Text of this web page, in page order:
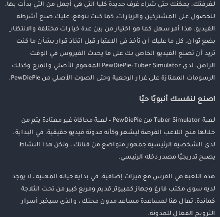
لغرفتك. يمكنك حتى شراء غرف جديدة كليا التي هي أجمل من التي بدأت بها.
للحصول على المشتركين والزيارات، كما كنت تتوقع، عليك صنع أشرطة
الفيديو. هذا أمر سهل كما هو اختيار من بين عدة خيارات مختلفة والانتظار
بضع ثوان. كل ما عليك أن تأخذ في الاعتبار قبل اتخاذ قرار بشأن ما كنت
تريد أن تصنع الفيديو الخاص بك على ما يحدث الفيروس في الوقت
الراهن. لدى PewDiePie: Tuber Simulator المفهوم الأصلي والمرح وكذلك
الرسومات الممتازة على غرار الرجعية وحتى الصوت الأصلي من PewDiePie.
اصنع لنفسك أنبوبًا حيًا
لعبة Tuber Simulator من PewDiePie – لعبة محاكاة غير معتادة يتم من
خلالها منح اللاعب الفرصة ليشعر وكأنه مدونة فيديو حقيقية. في البداية ،
لدى الشخصية الرئيسية جمهور متواضع من قناتك ، ولكن هذا النشاط
يصبح تدريجيًا مصدر دخله الرئيسي.
هذه اللعبة هي الفرس مع ميزات إضافية. في بداية حياته المهنية ، لا يوجد
لديه سوى مكتب فارغ وجهاز كمبيوتر قديم ومربع كبير من تحت الثلاجة
كمائدة. تعال هنا لمساعدة مساعد مدون محنك ، والذي سيخبر أسرار
الترويج الفعال للمدونة.